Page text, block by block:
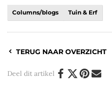
Columns/blogs Tuin & Erf
TERUG NAAR OVERZICHT
Deel dit artikel